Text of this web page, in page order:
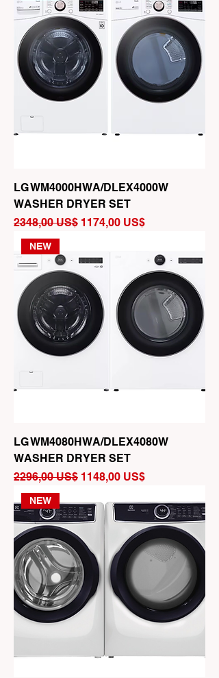
LG WM4000HWA/DLEX4000W
WASHER DRYER SET
Precio
2348,00 US$ Precio de oferta
1174,00 US$
NEW
LG WM4080HWA/DLEX4080W
WASHER DRYER SET
Precio
2296,00 US$ Precio de oferta
1148,00 US$
NEW